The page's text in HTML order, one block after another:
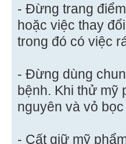
- Đừng trang
hoặc việc thay
trong đó có việc
- Đừng dùng
bệnh. Khi thử mỹ
nguyên và vỏ
- Cất giữ mỹ